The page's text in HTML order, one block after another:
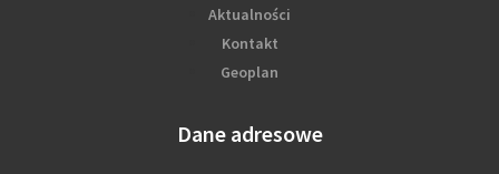
Aktualności
Kontakt
Geoplan
Dane adresowe